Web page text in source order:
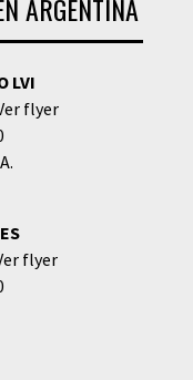
ARGENTINA
LVI
flyer
flyer